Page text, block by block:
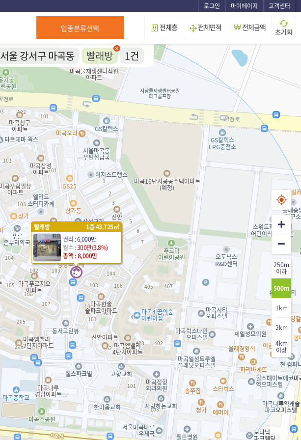
로그인 마이페이지 고객센터
전체층 전체면적 전체금액 초기화
업종분류선택
서울 강서구 마곡동 빨래방 1건
250m
이하
500m
1km
2km
4km
이상
빨래방
1층 43.725㎡
권리 : 6,000만
월수 :300만(3.8%)
총액 : 8,000만